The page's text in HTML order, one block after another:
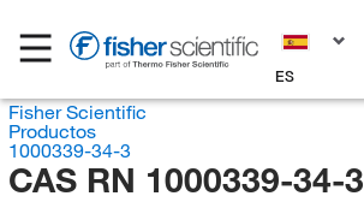
ES
Fisher Scientific
Productos
1000339-34-3
CAS RN 1000339-34-3